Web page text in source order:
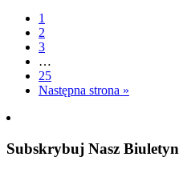
1
2
3
…
25
Następna strona »
Subskrybuj Nasz Biuletyn